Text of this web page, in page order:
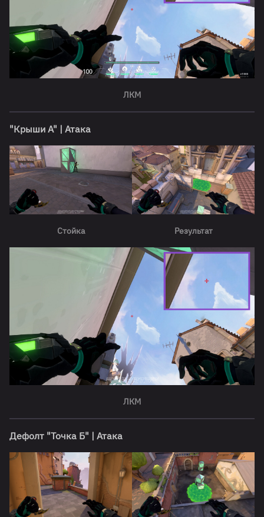
ЛКМ
"Крыши А" | Атака
Стойка Результат
ЛКМ
Дефолт "Точка Б" | Атака